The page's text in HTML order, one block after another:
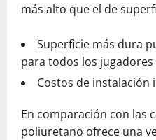
más alto que el de
Superficie más dura
para todos los jugadores
Costos de instalación
En comparación con las
poliuretano ofrece una